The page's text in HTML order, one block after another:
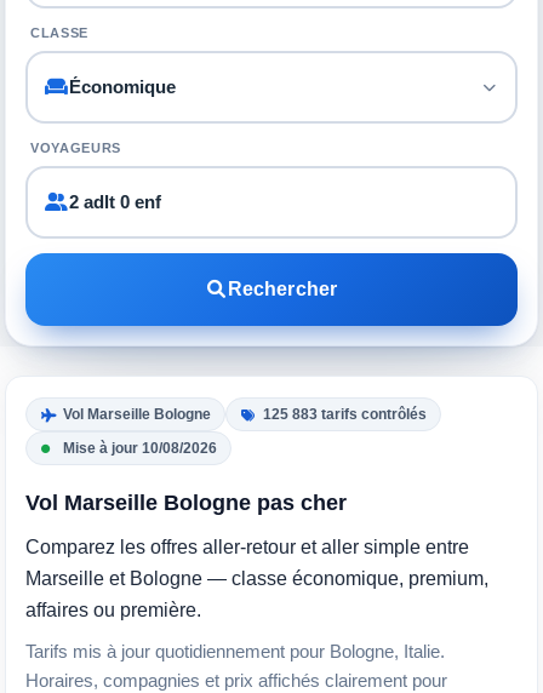
CLASSE
VOYAGEURS
2 adlt 0 enf
Rechercher
Vol Marseille Bologne 125 883 tarifs contrôlés
Mise à jour 10/08/2026
Vol Marseille Bologne pas cher
Comparez les offres aller-retour et aller simple entre
Marseille et Bologne — classe économique, premium,
affaires ou première.
Tarifs mis à jour quotidiennement pour Bologne, Italie.
Horaires, compagnies et prix affichés clairement pour